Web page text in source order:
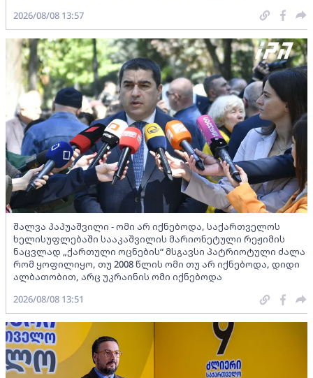
2026/08/08 13:57
შალვა პაპუაშვილი - ომი არ იქნებოდა, საქართველოს
ხელისუფლებაში სააკაშვილის მარიონეტული რეჟიმის
ნაცვლად „ქართული ოცნების“ მსგავსი პატრიოტული ძალა
რომ ყოფილიყო, თუ 2008 წლის ომი თუ არ იქნებოდა, დიდი
ალბათობით, არც უკრაინის ომი იქნებოდა
2026/08/08 13:51